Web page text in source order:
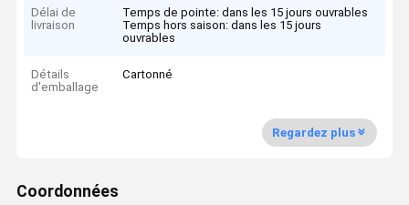
Délai de
livraison
Temps de pointe: dans les 15 jours ouvrables
Temps hors saison: dans les 15 jours
ouvrables
Détails
d'emballage
Cartonné
Regardez plus
Coordonnées